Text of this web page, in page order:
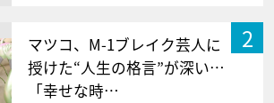
2
マツコ、M-1ブレイク芸人に
授けた“人生の格言”が深い…
「幸せな時…